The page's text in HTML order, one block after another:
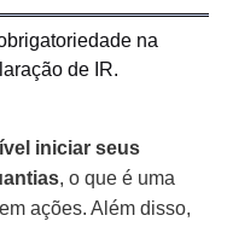
na
de IR.
iniciar seus
, o que é uma
ações. Além disso,